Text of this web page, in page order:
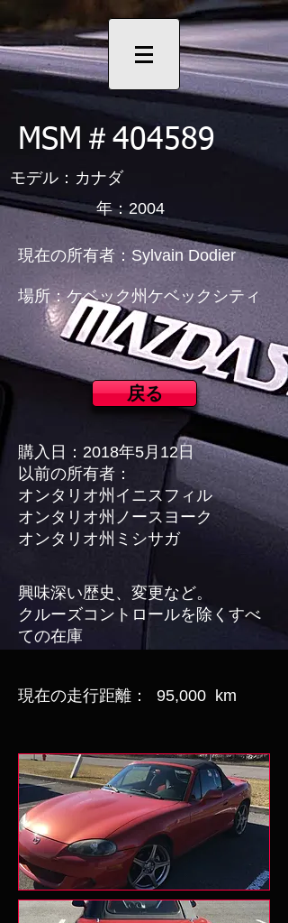
MSM＃404589
モデル：カナダ
年：2004
現在の所有者：Sylvain Dodier
場所：ケベック州ケベックシティ
戻る
購入日：2018年5月12日
以前の所有者：
オンタリオ州イニスフィル
オンタリオ州ノースヨーク
オンタリオ州ミシサガ
興味深い歴史、変更など。
クルーズコントロールを除くすべ
ての在庫
現在の走行距離： 95,000 km